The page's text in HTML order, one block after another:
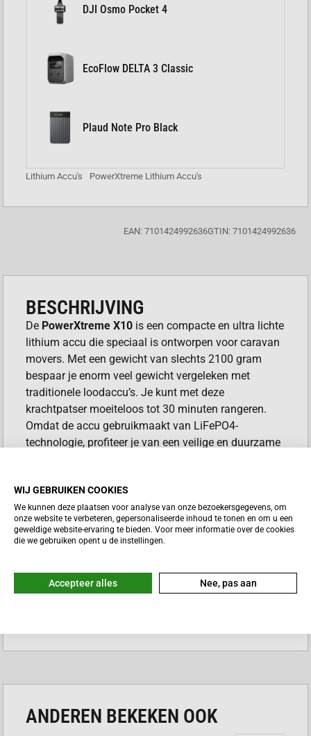
DJI Osmo Pocket 4
EcoFlow DELTA 3 Classic
Plaud Note Pro Black
Lithium Accu's PowerXtreme Lithium Accu's
EAN: 7101424992636GTIN: 7101424992636
BESCHRIJVING
De PowerXtreme X10 is een compacte en ultra lichte
lithium accu die speciaal is ontworpen voor caravan
movers. Met een gewicht van slechts 2100 gram
bespaar je enorm veel gewicht vergeleken met
traditionele loodaccu’s. Je kunt met deze
krachtpatser moeiteloos tot 30 minuten rangeren.
Omdat de accu gebruikmaakt van LiFePO4-
technologie, profiteer je van een veilige en duurzame
VOORDELEN POWERXTREME X10
Extreem laag gewicht van slechts 2,1 kilogram
Lange levensduur met meer dan 2000 laadcycli
Geïntegreerde lader voor optimaal
Volledig onderhoudsvrij en zeer lage
smartphone app
LIFEPO4 TECHNOLOGIE
Deze accu maakt gebruik van de veiligste
ANDEREN BEKEKEN OOK
WIJ GEBRUIKEN COOKIES
We kunnen deze plaatsen voor analyse van onze bezoekersgegevens, om
onze website te verbeteren, gepersonaliseerde inhoud te tonen en om u een
geweldige website-ervaring te bieden. Voor meer informatie over de cookies
die we gebruiken opent u de instellingen.
Accepteer alles Nee, pas aan